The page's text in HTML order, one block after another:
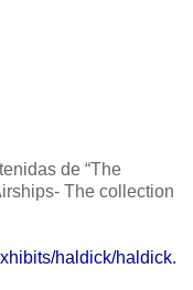
de “The
The collection
haldick/haldick.